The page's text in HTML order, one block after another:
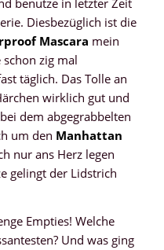
benutze in letzter Zeit
Diesbezüglich ist die
Mascara mein
zig mal
täglich. Das Tolle an
wirklich gut und
dem abgegrabbelten
um den Manhattan
nur ans Herz legen
gelingt der Lidstrich
Empties! Welche
Und was ging